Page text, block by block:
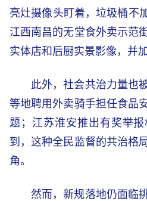
亮灶摄像头盯着，垃圾桶不
江西南昌的无堂食外卖示范
实体店和后厨实景影像，并加
此外，社会共治力量也
等地聘用外卖骑手担任食品
题；江苏淮安推出有奖举
到，这种全民监督的共治格
角。
然而，新规落地仍面临